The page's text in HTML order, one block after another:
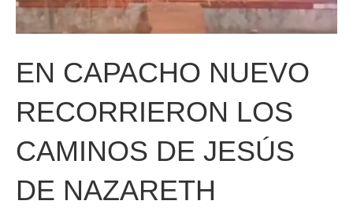
EN CAPACHO NUEVO
RECORRIERON LOS
CAMINOS DE JESÚS
DE NAZARETH